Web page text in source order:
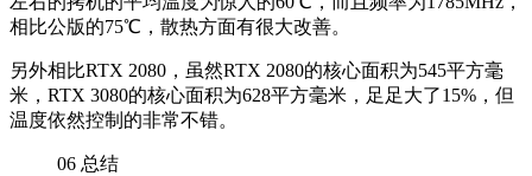
相比公版的75℃，散热方面有很大改善。
另外相比RTX 2080，虽然RTX 2080的核心面积为545平方毫
米，RTX 3080的核心面积为628平方毫米，足足大了15%，但
温度依然控制的非常不错。
06 总结